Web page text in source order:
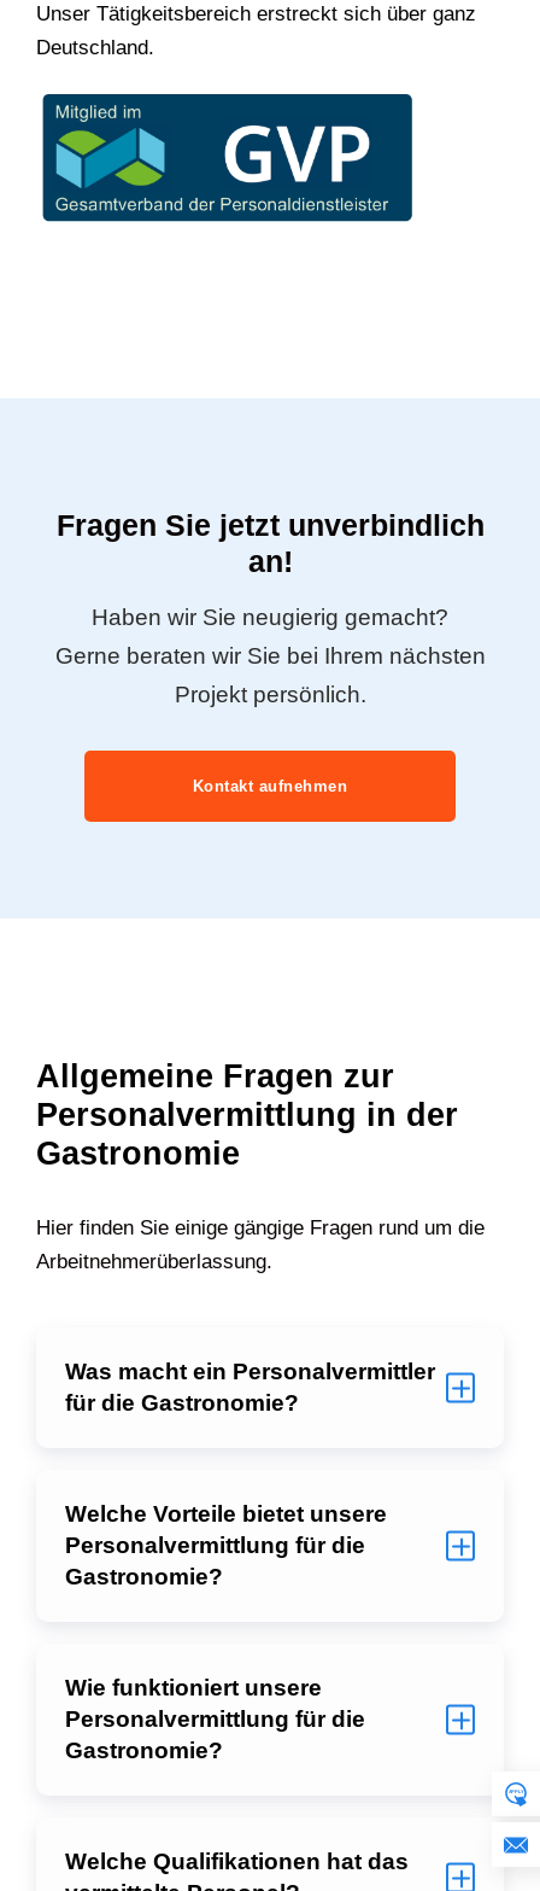
Unser Tätigkeitsbereich erstreckt sich über ganz
Deutschland.
Fragen Sie jetzt unverbindlich
an!
Haben wir Sie neugierig gemacht?
Gerne beraten wir Sie bei Ihrem nächsten
Projekt persönlich.
Kontakt aufnehmen
Allgemeine Fragen zur
Personalvermittlung in der
Gastronomie
Hier finden Sie einige gängige Fragen rund um die
Arbeitnehmerüberlassung.
Was macht ein Personalvermittler
für die Gastronomie?
Welche Vorteile bietet unsere
Personalvermittlung für die
Gastronomie?
Wie funktioniert unsere
Personalvermittlung für die
Gastronomie?
Welche Qualifikationen hat das